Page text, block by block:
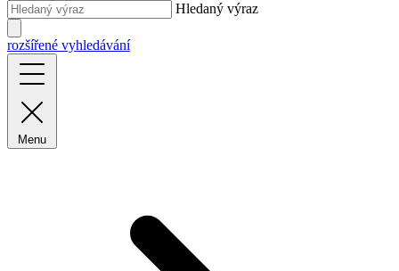
Hledaný výraz
rozšířené vyhledávání
Menu